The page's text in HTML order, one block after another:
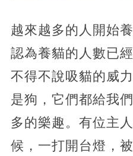
越來越多的人開始
認為養貓的人數已
不得不說吸貓的威
是狗，它們都給我
多的樂趣。有位主
候，一打開台燈，